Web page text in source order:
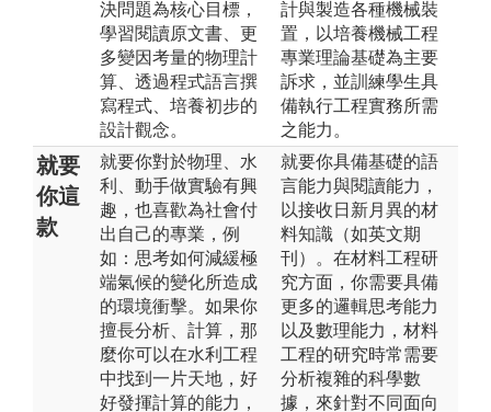
決問題為核心目標，
學習閱讀原文書、更
多變因考量的物理計
算、透過程式語言撰
寫程式、培養初步的
設計觀念。
計與製造各種機械裝
置，以培養機械工程
專業理論基礎為主要
訴求，並訓練學生具
備執行工程實務所需
之能力。
就要
你這
款
就要你對於物理、水
利、動手做實驗有興
趣，也喜歡為社會付
出自己的專業，例
如：思考如何減緩極
端氣候的變化所造成
的環境衝擊。如果你
擅長分析、計算，那
麼你可以在水利工程
中找到一片天地，好
好發揮計算的能力，
就要你具備基礎的語
言能力與閱讀能力，
以接收日新月異的材
料知識（如英文期
刊）。在材料工程研
究方面，你需要具備
更多的邏輯思考能力
以及數理能力，材料
工程的研究時常需要
分析複雜的科學數
據，來針對不同面向